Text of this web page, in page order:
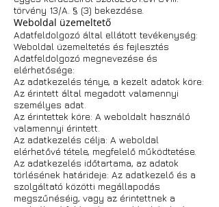
törvény 13/A. § (3) bekezdése.
Weboldal üzemeltető
Adatfeldolgozó által ellátott tevékenység:
Weboldal üzemeltetés és fejlesztés
Adatfeldolgozó megnevezése és
elérhetősége:
Az adatkezelés ténye, a kezelt adatok köre:
Az érintett által megadott valamennyi
személyes adat.
Az érintettek köre: A weboldalt használó
valamennyi érintett.
Az adatkezelés célja: A weboldal
elérhetővé tétele, megfelelő működtetése.
Az adatkezelés időtartama, az adatok
törlésének határideje: Az adatkezelő és a
szolgáltató közötti megállapodás
megszűnéséig, vagy az érintettnek a